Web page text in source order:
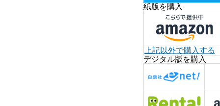
紙版を購入
上記以外で購入する
デジタル版を購入